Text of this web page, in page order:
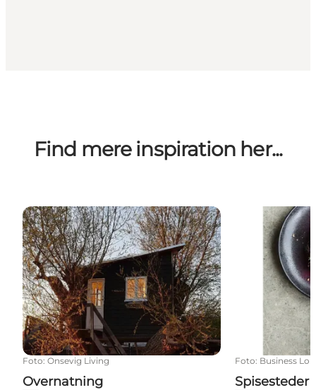
Find mere inspiration her...
Overnatning
Foto: Onsevig Living
Overnatning
Spisesteder
Foto: Business
Spisesteder